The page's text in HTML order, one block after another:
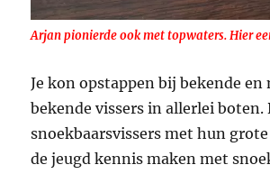
Arjan pionierde ook met topwaters. Hier
Je kon opstappen bij bekende en
bekende vissers in allerlei boten.
snoekbaarsvissers met hun
de jeugd kennis maken met